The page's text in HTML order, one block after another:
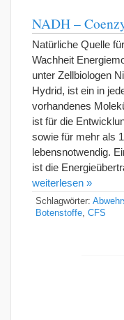
NADH –
Natürliche Quelle
Wachheit
unter Zellbiologen
Hydrid, ist ein in
vorhandenes
ist für die
sowie für mehr als
lebensnotwendig.
ist die
weiterlesen »
Schlagwörter:
Botenstoffe CFS